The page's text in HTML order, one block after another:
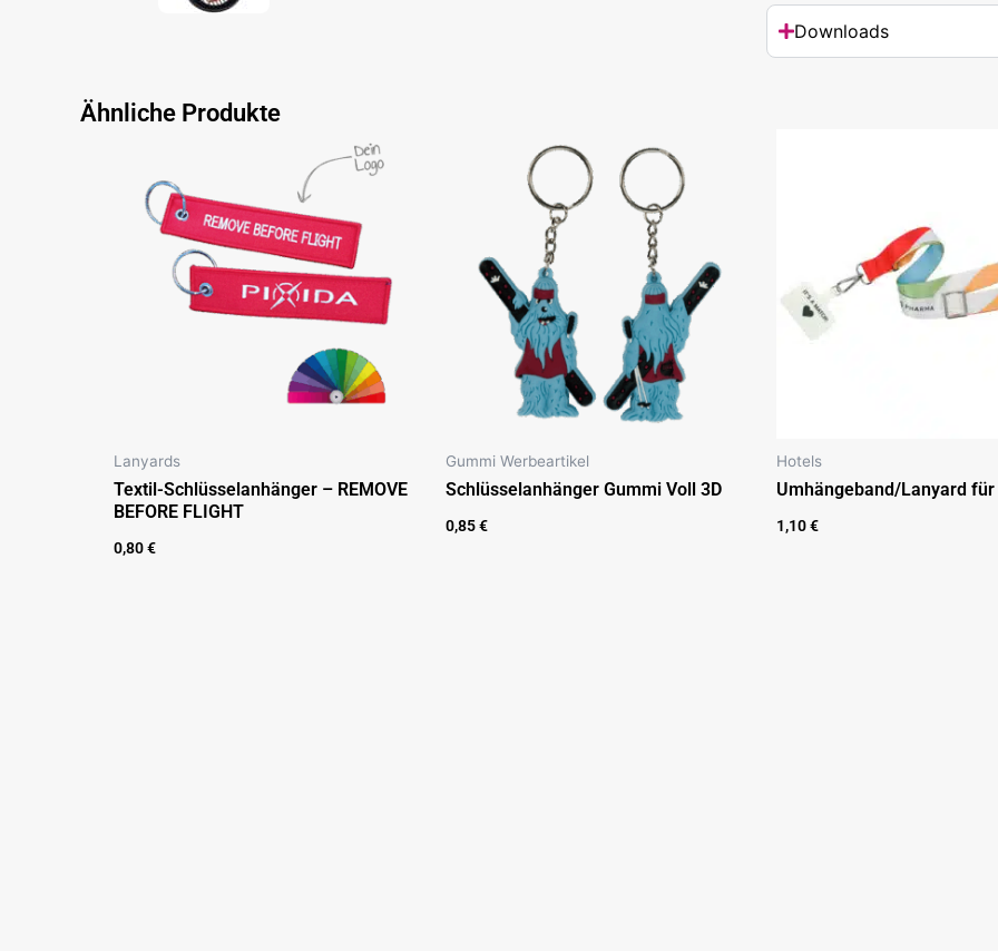
Downloads
Ähnliche Produkte
Lanyards
Textil-Schlüsselanhänger – REMOVE
BEFORE FLIGHT
0,80€
Gummi Werbeartikel
Schlüsselanhänger Gummi Voll 3D
0,85€
Hotels
Umhängeband/Lanyard für
1,10€